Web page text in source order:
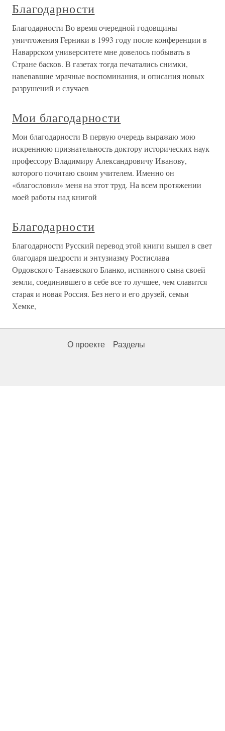
Благодарности
Благодарности Во время очередной годовщины
уничтожения Герники в 1993 году после конференции в
Наваррском университете мне довелось побывать в
Стране басков. В газетах тогда печатались снимки,
навевавшие мрачные воспоминания, и описания новых
разрушений и случаев
Мои благодарности
Мои благодарности В первую очередь выражаю мою
искреннюю признательность доктору исторических наук
профессору Владимиру Александровичу Иванову,
которого почитаю своим учителем. Именно он
«благословил» меня на этот труд. На всем протяжении
моей работы над книгой
Благодарности
Благодарности Русский перевод этой книги вышел в свет
благодаря щедрости и энтузиазму Ростислава
Ордовского-Танаевского Бланко, истинного сына своей
земли, соединившего в себе все то лучшее, чем славится
старая и новая Россия. Без него и его друзей, семьи
Хемке,
О проекте Разделы